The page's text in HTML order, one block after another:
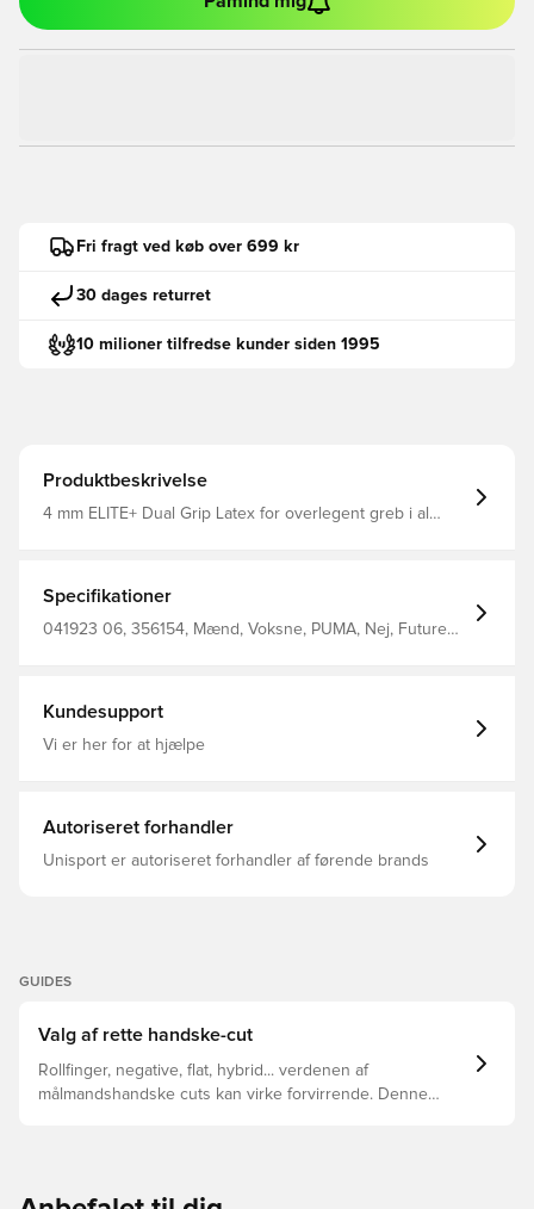
Fri fragt ved køb over 699 kr
30 dages returret
10 milioner tilfredse kunder siden 1995
Produktbeskrivelse
4 mm ELITE+ Dual Grip Latex for overlegent greb i al
væk i kritiske situationer Handsken er lavet med et
Negative Cut, der giver dig en tættere pasform på
hånden. Syningen lægges på indersiden af handsken,
Specifikationer
041923 06, 356154, Mænd, Voksne, PUMA, Nej, Future
Kundesupport
Vi er her for at hjælpe
Autoriseret forhandler
Unisport er autoriseret forhandler af førende brands
GUIDES
Valg af rette handske-cut
Rollfinger, negative, flat, hybrid... verdenen af
målmandshandske cuts kan virke forvirrende. Denne